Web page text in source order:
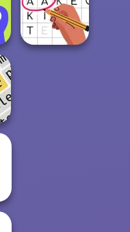
Word Scramble:
Family Tales